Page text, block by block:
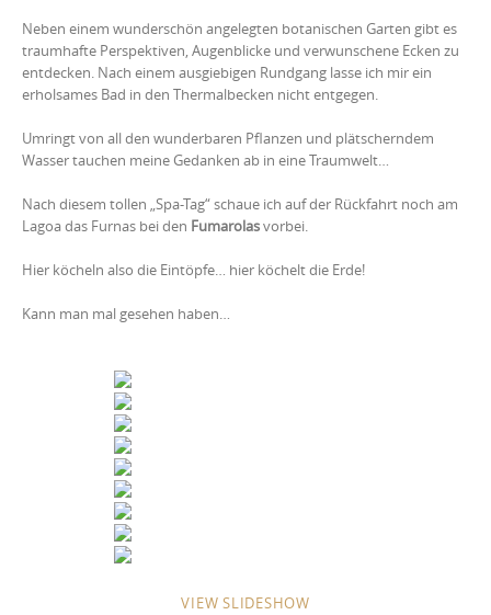
Neben einem wunderschön angelegten botanischen Garten gibt es
traumhafte Perspektiven, Augenblicke und verwunschene Ecken zu
entdecken. Nach einem ausgiebigen Rundgang lasse ich mir ein
erholsames Bad in den Thermalbecken nicht entgegen.
Umringt von all den wunderbaren Pflanzen und plätscherndem
Wasser tauchen meine Gedanken ab in eine Traumwelt…
Nach diesem tollen „Spa-Tag“ schaue ich auf der Rückfahrt noch am
Lagoa das Furnas bei den Fumarolasvorbei.
Hier köcheln also die Eintöpfe… hier köchelt die Erde!
Kann man mal gesehen haben…
VIEW SLIDESHOW